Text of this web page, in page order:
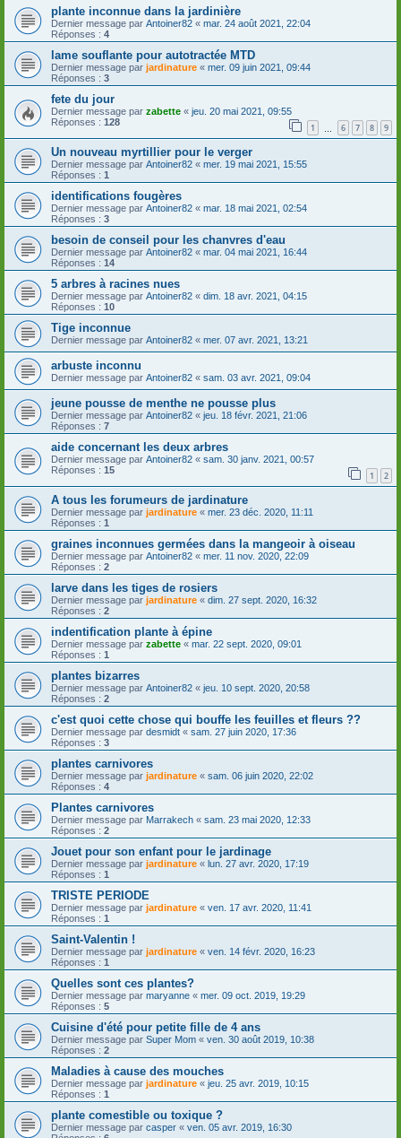
plante inconnue dans la jardinière
Dernier message par Antoiner82 « mar. 24 août 2021, 22:04
Réponses : 4
lame souflante pour autotractée MTD
Dernier message par jardinature « mer. 09 juin 2021, 09:44
Réponses : 3
fete du jour
Dernier message par zabette « jeu. 20 mai 2021, 09:55
Réponses : 128 1 6 7 8 9
Un nouveau myrtillier pour le verger
Dernier message par Antoiner82 « mer. 19 mai 2021, 15:55
Réponses : 1
identifications fougères
Dernier message par Antoiner82 « mar. 18 mai 2021, 02:54
Réponses : 3
besoin de conseil pour les chanvres d'eau
Dernier message par Antoiner82 « mar. 04 mai 2021, 16:44
Réponses : 14
5 arbres à racines nues
Dernier message par Antoiner82 « dim. 18 avr. 2021, 04:15
Réponses : 10
Tige inconnue
Dernier message par Antoiner82 « mer. 07 avr. 2021, 13:21
arbuste inconnu
Dernier message par Antoiner82 « sam. 03 avr. 2021, 09:04
jeune pousse de menthe ne pousse plus
Dernier message par Antoiner82 « jeu. 18 févr. 2021, 21:06
Réponses : 7
aide concernant les deux arbres
Dernier message par Antoiner82 « sam. 30 janv. 2021, 00:57
Réponses : 15 1 2
A tous les forumeurs de jardinature
Dernier message par jardinature « mer. 23 déc. 2020, 11:11
Réponses : 1
graines inconnues germées dans la mangeoir à oiseau
Dernier message par Antoiner82 « mer. 11 nov. 2020, 22:09
Réponses : 2
larve dans les tiges de rosiers
Dernier message par jardinature « dim. 27 sept. 2020, 16:32
Réponses : 2
indentification plante à épine
Dernier message par zabette « mar. 22 sept. 2020, 09:01
Réponses : 1
plantes bizarres
Dernier message par Antoiner82 « jeu. 10 sept. 2020, 20:58
Réponses : 2
c'est quoi cette chose qui bouffe les feuilles et fleurs ??
Dernier message par desmidt « sam. 27 juin 2020, 17:36
Réponses : 3
plantes carnivores
Dernier message par jardinature « sam. 06 juin 2020, 22:02
Réponses : 4
Plantes carnivores
Dernier message par Marrakech « sam. 23 mai 2020, 12:33
Réponses : 2
Jouet pour son enfant pour le jardinage
Dernier message par jardinature « lun. 27 avr. 2020, 17:19
Réponses : 1
TRISTE PERIODE
Dernier message par jardinature « ven. 17 avr. 2020, 11:41
Réponses : 1
Saint-Valentin !
Dernier message par jardinature « ven. 14 févr. 2020, 16:23
Réponses : 1
Quelles sont ces plantes?
Dernier message par maryanne « mer. 09 oct. 2019, 19:29
Réponses : 5
Cuisine d'été pour petite fille de 4 ans
Dernier message par Super Mom « ven. 30 août 2019, 10:38
Réponses : 2
Maladies à cause des mouches
Dernier message par jardinature « jeu. 25 avr. 2019, 10:15
Réponses : 1
plante comestible ou toxique ?
Dernier message par casper « ven. 05 avr. 2019, 16:30